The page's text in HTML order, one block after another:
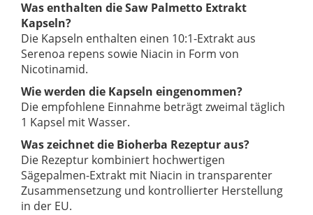
Was enthalten die Saw Palmetto Extrakt
Kapseln?
Die Kapseln enthalten einen 10:1-Extrakt aus
Serenoa repens sowie Niacin in Form von
Nicotinamid.
Wie werden die Kapseln eingenommen?
Die empfohlene Einnahme beträgt zweimal täglich
1 Kapsel mit Wasser.
Was zeichnet die Bioherba Rezeptur aus?
Die Rezeptur kombiniert hochwertigen
Sägepalmen-Extrakt mit Niacin in transparenter
Zusammensetzung und kontrollierter Herstellung
in der EU.